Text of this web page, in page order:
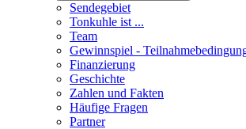
Sendegebiet
Tonkuhle ist ...
Team
Gewinnspiel -
Finanzierung
Geschichte
Zahlen und Fakten
Häufige Fragen
Partner